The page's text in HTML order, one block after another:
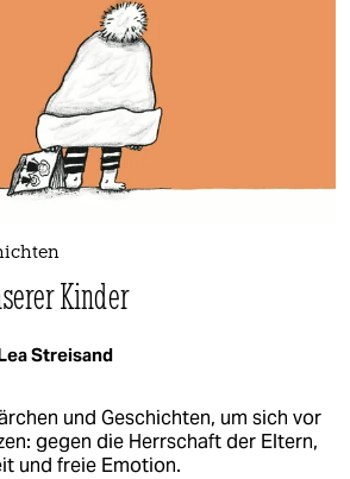
Kinder
Streisand
und Geschichten, um sich vor
gegen die Herrschaft der Eltern,
und freie Emotion.